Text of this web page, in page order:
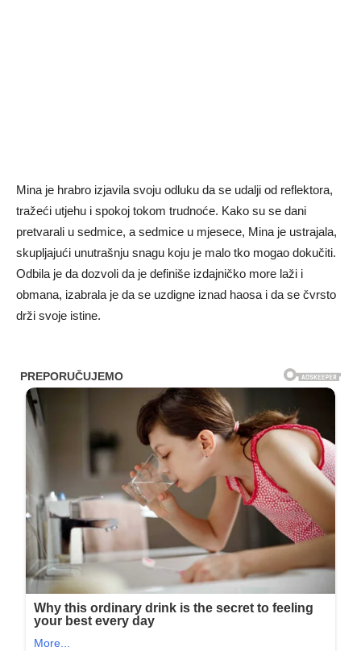
Mina je hrabro izjavila svoju odluku da se udalji od reflektora,
tražeći utjehu i spokoj tokom trudnoće. Kako su se dani
pretvarali u sedmice, a sedmice u mjesece, Mina je ustrajala,
skupljajući unutrašnju snagu koju je malo tko mogao dokučiti.
Odbila je da dozvoli da je definiše izdajničko more laži i
obmana, izabrala je da se uzdigne iznad haosa i da se čvrsto
drži svoje istine.